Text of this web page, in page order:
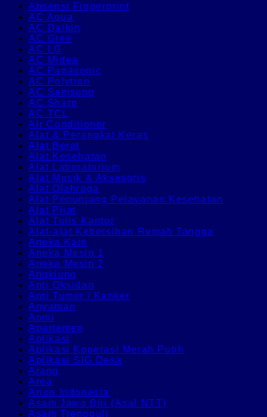
Absensi Fingerprint
AC Aqua
AC Daikin
AC Gree
AC LG
AC Midea
AC Panasonic
AC Polytron
AC Samsung
AC Sharp
AC TCL
Air Conditioner
Alat & Perangkat Keras
Alat Berat
Alat Kesehatan
Alat Laboratorium
Alat Musik & Aksesoris
Alat Olahraga
Alat Penunjang Pelayanan Kesehatan
Alat Pijat
Alat Tulis Kantor
Alat-alat Kebersihan Rumah Tangga
Aneka Kain
Aneka Mesin 1
Aneka Mesin 2
Angklung
Anti Oksidan
Anti Tumor / Kanker
Anyaman
Aomi
Apartemen
Aplikasi
Aplikasi Koperasi Merah Putih
Aplikasi SIG Desa
Arang
Area
Arion Indonesia
Asam Jawa Biji (Asal NTT)
Asam Trengguli